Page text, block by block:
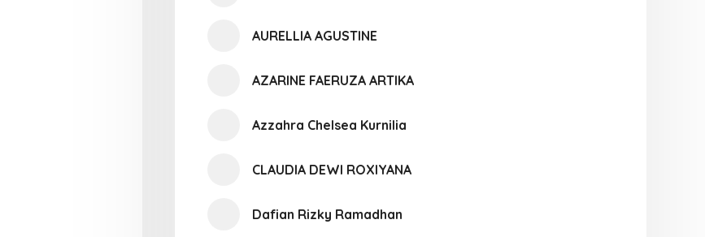
AURELLIA AGUSTINE
AZARINE FAERUZA ARTIKA
Azzahra Chelsea Kurnilia
CLAUDIA DEWI ROXIYANA
Dafian Rizky Ramadhan